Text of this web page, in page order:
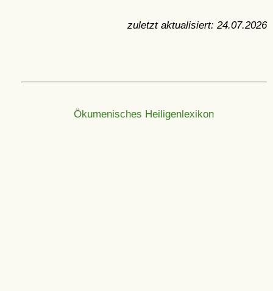
zuletzt aktualisiert: 24.07.2026
Ökumenisches Heiligenlexikon